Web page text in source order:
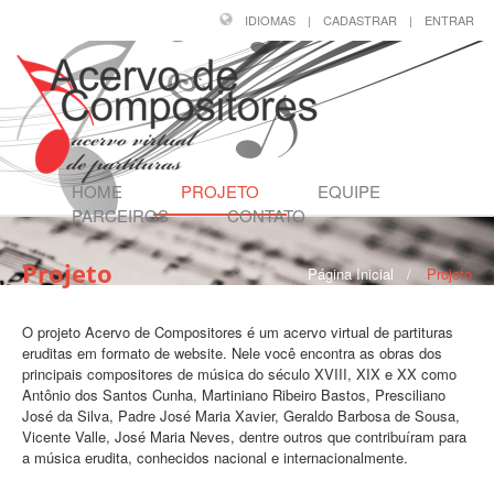
IDIOMAS | CADASTRAR | ENTRAR
HOME PROJETO
EQUIPE
PARCEIROS
CONTATO
Projeto Página Inicial / Projeto
O projeto Acervo de Compositores é um acervo virtual de partituras
eruditas em formato de website. Nele você encontra as obras dos
principais compositores de música do século XVIII, XIX e XX como
Antônio dos Santos Cunha, Martiniano Ribeiro Bastos, Presciliano
José da Silva, Padre José Maria Xavier, Geraldo Barbosa de Sousa,
Vicente Valle, José Maria Neves, dentre outros que contribuíram para
a música erudita, conhecidos nacional e internacionalmente.